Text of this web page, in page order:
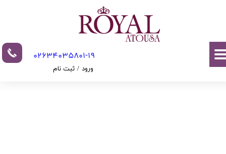
02634035801-19​​​​​​​​​​​​​​
ورود / ثبت نام
تغییر گذر واژه
سفارشات